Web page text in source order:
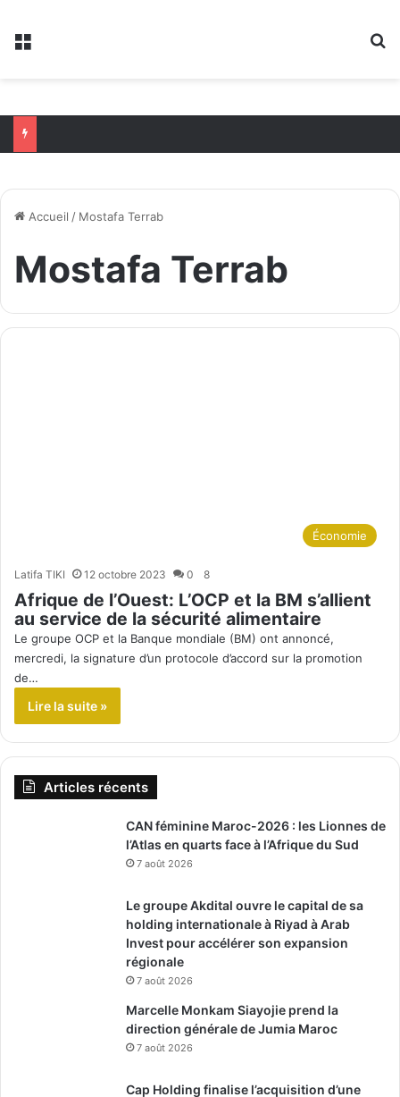
Menu
Accueil / Mostafa Terrab
Mostafa Terrab
Économie
Latifa TIKI 12 octobre 2023 0 8
Afrique de l’Ouest: L’OCP et la BM s’allient
au service de la sécurité alimentaire
Le groupe OCP et la Banque mondiale (BM) ont annoncé,
mercredi, la signature d’un protocole d’accord sur la promotion
de…
Lire la suite »
Articles récents
CAN féminine Maroc-2026 : les Lionnes de
l’Atlas en quarts face à l’Afrique du Sud
7 août 2026
Le groupe Akdital ouvre le capital de sa
holding internationale à Riyad à Arab
Invest pour accélérer son expansion
régionale
7 août 2026
Marcelle Monkam Siayojie prend la
direction générale de Jumia Maroc
7 août 2026
Cap Holding finalise l’acquisition d’une